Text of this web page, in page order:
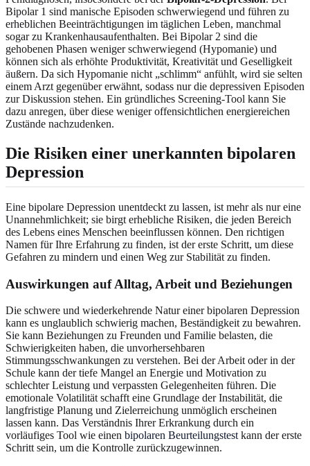
Bipolar 1 sind manische Episoden schwerwiegend und führen zu
erheblichen Beeinträchtigungen im täglichen Leben, manchmal
sogar zu Krankenhausaufenthalten. Bei Bipolar 2 sind die
gehobenen Phasen weniger schwerwiegend (Hypomanie) und
können sich als erhöhte Produktivität, Kreativität und Geselligkeit
äußern. Da sich Hypomanie nicht „schlimm“ anfühlt, wird sie selten
einem Arzt gegenüber erwähnt, sodass nur die depressiven Episoden
zur Diskussion stehen. Ein gründliches Screening-Tool kann Sie
dazu anregen, über diese weniger offensichtlichen energiereichen
Zustände nachzudenken.
Die Risiken einer unerkannten bipolaren
Depression
Eine bipolare Depression unentdeckt zu lassen, ist mehr als nur eine
Unannehmlichkeit; sie birgt erhebliche Risiken, die jeden Bereich
des Lebens eines Menschen beeinflussen können. Den richtigen
Namen für Ihre Erfahrung zu finden, ist der erste Schritt, um diese
Gefahren zu mindern und einen Weg zur Stabilität zu finden.
Auswirkungen auf Alltag, Arbeit und Beziehungen
Die schwere und wiederkehrende Natur einer bipolaren Depression
kann es unglaublich schwierig machen, Beständigkeit zu bewahren.
Sie kann Beziehungen zu Freunden und Familie belasten, die
Schwierigkeiten haben, die unvorhersehbaren
Stimmungsschwankungen zu verstehen. Bei der Arbeit oder in der
Schule kann der tiefe Mangel an Energie und Motivation zu
schlechter Leistung und verpassten Gelegenheiten führen. Die
emotionale Volatilität schafft eine Grundlage der Instabilität, die
langfristige Planung und Zielerreichung unmöglich erscheinen
lassen kann. Das Verständnis Ihrer Erkrankung durch ein
vorläufiges Tool wie einen bipolaren Beurteilungstestkann der erste
Schritt sein, um die Kontrolle zurückzugewinnen.